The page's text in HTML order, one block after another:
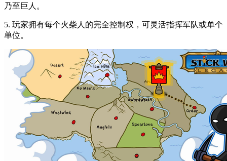
乃至巨人。
5. 玩家拥有每个火柴人的完全控制权，可灵活指挥军队或单个
单位。